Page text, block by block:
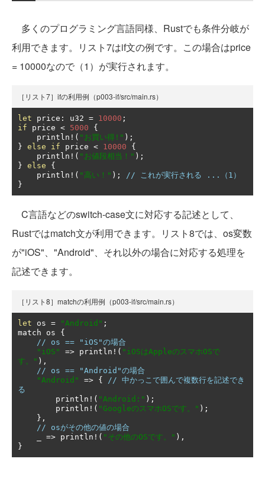
多くのプログラミング言語同様、Rustでも条件分岐が
利用できます。リスト7はif文の例です。この場合はprice
= 10000なので（1）が実行されます。
［リスト7］ifの利用例（p003-if/src/main.rs）
let price : u32 = 10000 ;
if price < 5000
{
    println
!( "お買い得!" );
} else if price < 10000
{
    println
!( "お値段相当！" );
} else
{
    println
!( "高い！" );
// これが実行される ...（1）
}
C言語などのswitch-case文に対応する記述として、
Rustではmatch文が利用できます。リスト8では、os変数
が"iOS"、"Android"、それ以外の場合に対応する処理を
記述できます。
［リスト8］matchの利用例（p003-if/src/main.rs）
let os = "Android" ;
match os {
// os == "iOS"の場合
"iOS"
=> println !( "iOSはAppleのスマホOSで
す。" ),
// os == "Android"の場合
"Android"
=> {
// 中かっこで囲んで複数行を記述でき
る
        println
!( "Android:" );
        println
!( "GoogleのスマホOSです。" );
},
// osがその他の値の場合
=> println !( "その他のOSです。" ),
}